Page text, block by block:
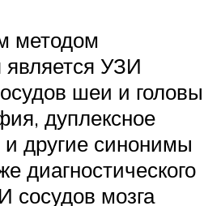
методом
является УЗИ
шеи и головы
дуплексное
и другие синонимы
диагностического
сосудов мозга